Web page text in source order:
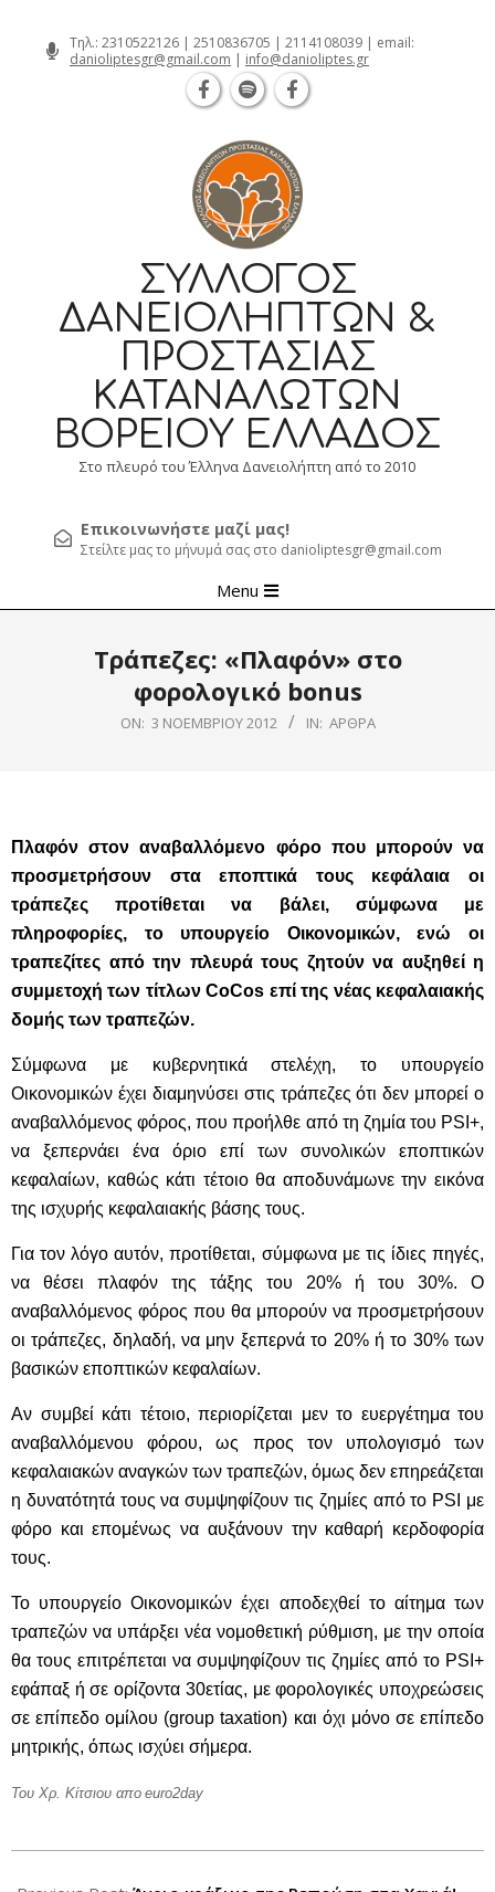
Τηλ.: 2310522126 | 2510836705 | 2114108039 | email:
danioliptesgr@gmail.com | info@danioliptes.gr
ΣΎΛΛΟΓΟΣ
ΔΑΝΕΙΟΛΗΠΤΏΝ &
ΠΡΟΣΤΑΣΊΑΣ
ΚΑΤΑΝΑΛΩΤΏΝ
ΒΟΡΕΊΟΥ ΕΛΛΆΔΟΣ
Στο πλευρό του Έλληνα Δανειολήπτη από το 2010
Επικοινωνήστε μαζί μας!
Στείλτε μας το μήνυμά σας στο danioliptesgr@gmail.com
Navigation
Menu
Τράπεζες: «Πλαφόν» στο
φορολογικό bonus
ON: 3 ΝΟΕΜΒΡΊΟΥ 2012 IN: ΆΡΘΡΑ
Πλαφόν στον αναβαλλόμενο φόρο που μπορούν να
προσμετρήσουν στα εποπτικά τους κεφάλαια οι
τράπεζες προτίθεται να βάλει, σύμφωνα με
πληροφορίες, το υπουργείο Οικονομικών, ενώ οι
τραπεζίτες από την πλευρά τους ζητούν να αυξηθεί η
συμμετοχή των τίτλωνCoCos επί της νέας κεφαλαιακής
δομής των τραπεζών.
Σύμφωνα με κυβερνητικά στελέχη, το υπουργείο
Οικονομικών έχει διαμηνύσει στις τράπεζες ότι δεν μπορεί ο
αναβαλλόμενος φόρος, που προήλθε από τη ζημία του PSI +,
να ξεπερνάει ένα όριο επί των συνολικών εποπτικών
κεφαλαίων, καθώς κάτι τέτοιο θα αποδυνάμωνε την εικόνα
της ισχυρής κεφαλαιακής βάσης τους.
Για τον λόγο αυτόν, προτίθεται, σύμφωνα με τις ίδιες πηγές,
να θέσει πλαφόν της τάξης του 20% ή του 30%. Ο
αναβαλλόμενος φόρος που θα μπορούν να προσμετρήσουν
οι τράπεζες, δηλαδή, να μην ξεπερνά το 20% ή το 30% των
βασικών εποπτικών κεφαλαίων.
Αν συμβεί κάτι τέτοιο, περιορίζεται μεν το ευεργέτημα του
αναβαλλόμενου φόρου, ως προς τον υπολογισμό των
κεφαλαιακών αναγκών των τραπεζών, όμως δεν επηρεάζεται
η δυνατότητά τους να συμψηφίζουν τις ζημίες από το PSI
με
φόρο και επομένως να αυξάνουν την καθαρή κερδοφορία
τους.
Το υπουργείο Οικονομικών έχει αποδεχθεί το αίτημα των
τραπεζών να υπάρξει νέα νομοθετική ρύθμιση, με την οποία
θα τους επιτρέπεται να συμψηφίζουν τις ζημίες από το PSI +
εφάπαξ ή σε ορίζοντα 30ετίας, με φορολογικές υποχρεώσεις
σε επίπεδο ομίλου (group taxation) και όχι μόνο σε επίπεδο
μητρικής, όπως ισχύει σήμερα.
Του Χρ. Κίτσιου απο euro2day